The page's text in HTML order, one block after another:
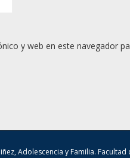
y web en este navegador
Adolescencia y Familia.